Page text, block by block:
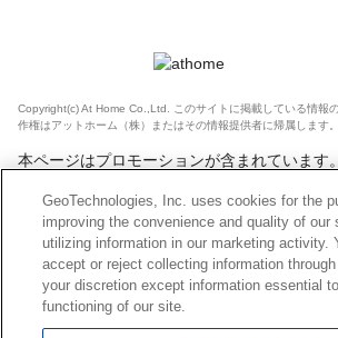
Copyright(c) At Home Co.,Ltd. このサイトに掲載している情報
作権はアットホーム（株）またはその情報提供者に帰属します。
本ページはプロモーションが含まれています。
GeoTechnologies, Inc. uses cookies for the
improving the convenience and quality of our
utilizing information in our marketing activity.
accept or reject collecting information
your discretion except information essential
functioning of our site.